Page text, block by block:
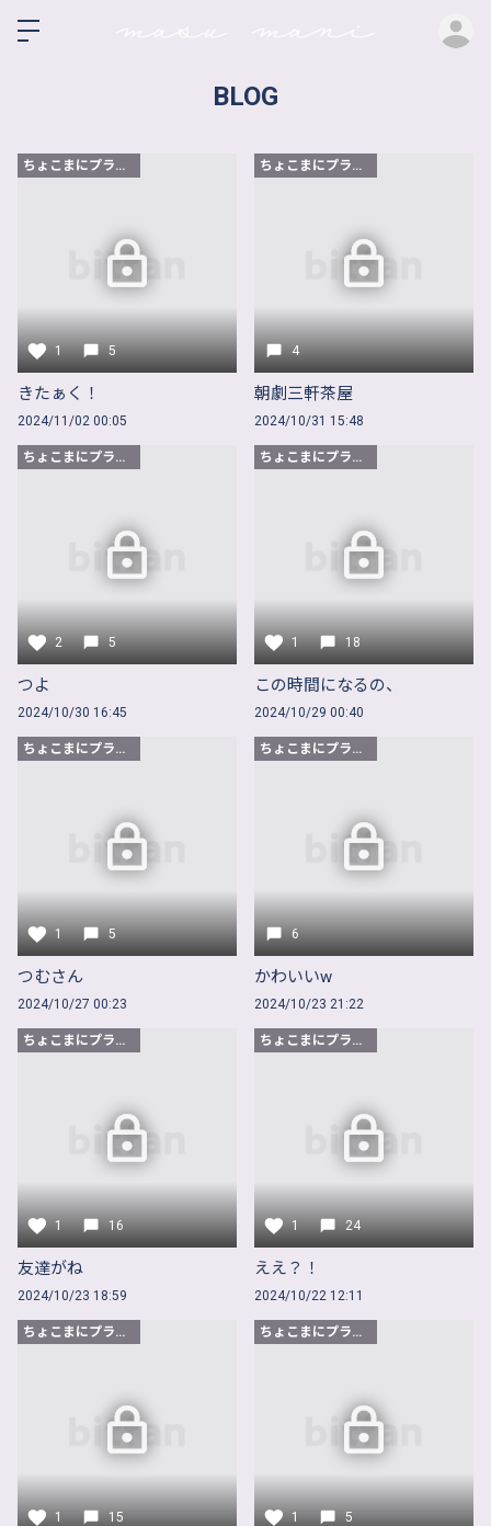
BLOG
ちょこまにプラン以上
1 5
きたぁく！
2024/11/02 00:05
ちょこまにプラン以上
4
朝劇三軒茶屋
2024/10/31 15:48
ちょこまにプラン以上
2 5
つよ
2024/10/30 16:45
ちょこまにプラン以上
1 18
この時間になるの、
2024/10/29 00:40
ちょこまにプラン以上
1 5
つむさん
2024/10/27 00:23
ちょこまにプラン以上
6
かわいいw
2024/10/23 21:22
ちょこまにプラン以上
1 16
友達がね
2024/10/23 18:59
ちょこまにプラン以上
1 24
ええ？！
2024/10/22 12:11
ちょこまにプラン以上
1 15
ちょこまにプラン以上
1 5